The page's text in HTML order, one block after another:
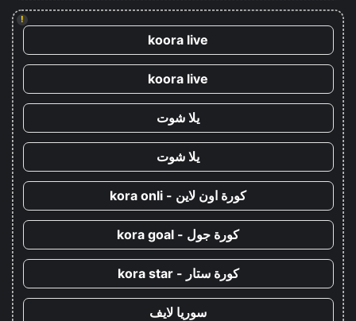
!
koora live
koora live
يلا شوت
يلا شوت
كورة اون لاين - kora onli
كورة جول - kora goal
كورة ستار - kora star
سوريا لايف